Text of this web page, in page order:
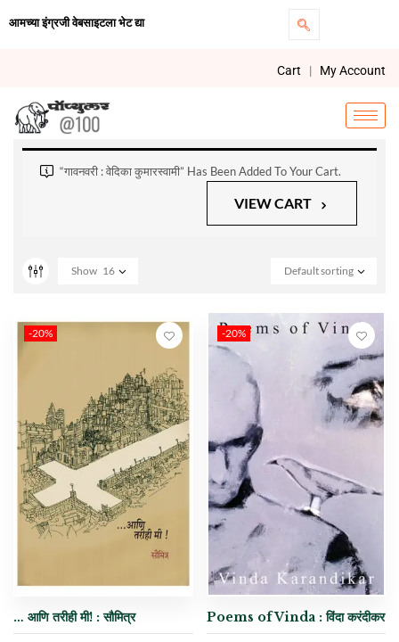
आमच्या इंग्रजी वेबसाइटला भेट द्या
Cart | My Account
“गावनवरी : वेदिका कुमारस्वामी” Has Been Added To Your Cart.
VIEW CART
Default sorting
Show 16
-20%
… आणि तरीही मी! : सौमित्र
-20%
Poems of Vinda : विंदा करंदीकर